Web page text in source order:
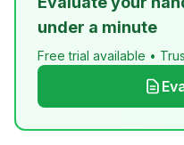
under a minute
Free trial available •